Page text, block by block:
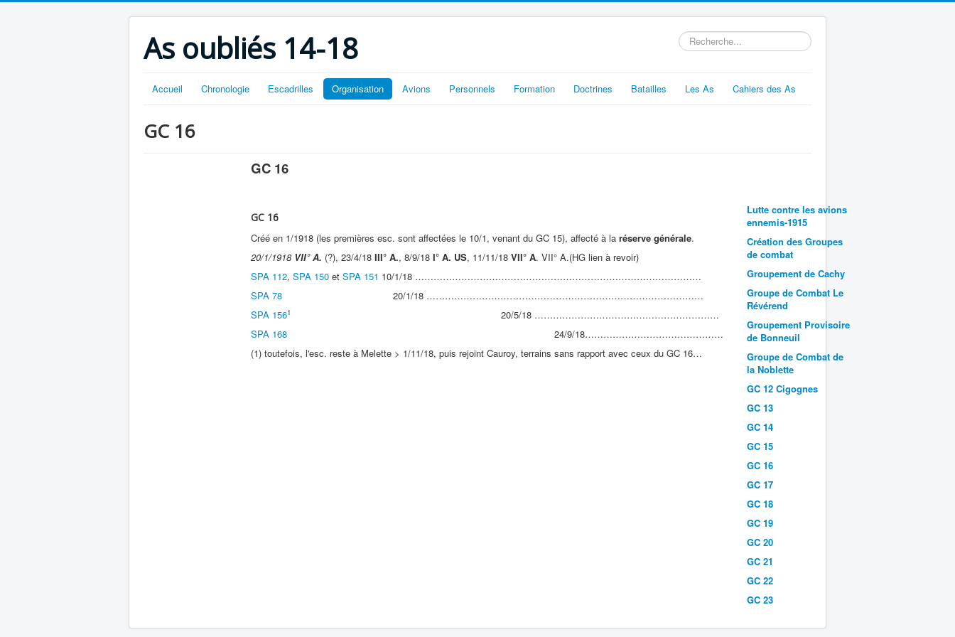
As oubliés 14-18 Rechercher
Accueil Chronologie Escadrilles Organisation Avions Personnels Formation Doctrines Batailles Les As Cahiers des As
GC 16
GC 16
GC 16
Créé en 1/1918 (les premières esc. sont affectées le 10/1, venant du GC 15), affecté à la réserve générale.
20/1/1918 VII° A. (?), 23/4/18 III° A., 8/9/18 I° A. US, 11/11/18 VII° A. VII° A.(HG lien à revoir)
SPA 112, SPA 150 et SPA 151 10/1/18 …………………………………………………………………………………
SPA 78 20/1/18 ………………………………………………………………………………
SPA 1561
20/5/18 ……………………………………………………
SPA 168 24/9/18………………………………………
(1) toutefois, l'esc. reste à Melette > 1/11/18, puis rejoint Cauroy, terrains sans rapport avec ceux du GC 16…
Lutte contre les avions
ennemis-1915
Création des Groupes
de combat
Groupement de Cachy
Groupe de Combat Le
Révérend
Groupement Provisoire
de Bonneuil
Groupe de Combat de
la Noblette
GC 12 Cigognes
GC 13
GC 14
GC 15
GC 16
GC 17
GC 18
GC 19
GC 20
GC 21
GC 22
GC 23